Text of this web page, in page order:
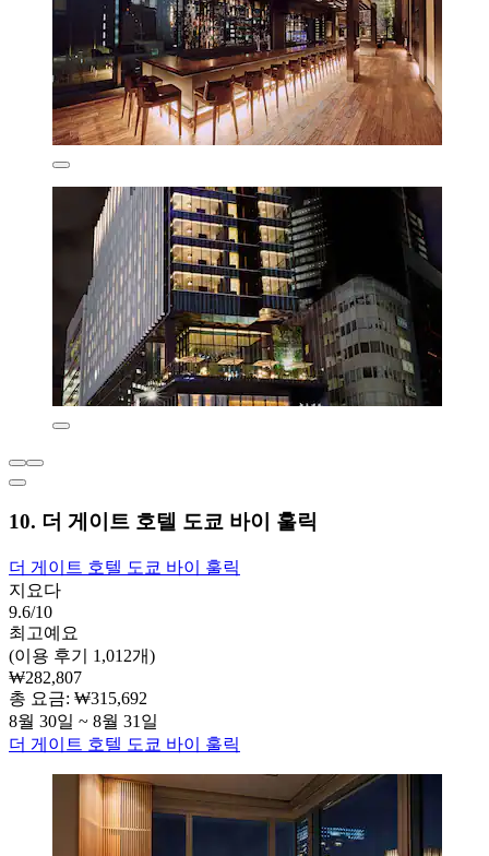
10. 더 게이트 호텔 도쿄 바이 훌릭
더 게이트 호텔 도쿄 바이 훌릭
지요다
9.6/10
최고예요
(이용 후기 1,012개)
₩282,807
총 요금: ₩315,692
8월 30일 ~ 8월 31일
더 게이트 호텔 도쿄 바이 훌릭